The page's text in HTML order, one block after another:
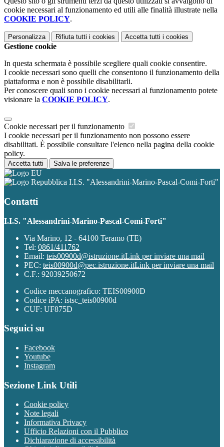
cookie necessari al funzionamento ed utili alle finalità illustrate nella
COOKIE POLICY.
Personalizza Rifiuta tutti i cookies Accetta tutti i cookies
Gestione cookie
In questa schermata è possibile scegliere quali cookie consentire.
I cookie necessari sono quelli che consentono il funzionamento della
piattaforma e non è possibile disabilitarli.
Per conoscere quali sono i cookie necessari al funzionamento potete
visionare la COOKIE POLICY.
Cookie necessari per il funzionamento
I cookie necessari per il funzionamento non possono essere
disabilitati. È possibile consultare l'elenco nella pagina della cookie
policy.
Accetta tutti Salva le preferenze
I.I.S. "Alessandrini-Marino-Pascal-Comi-Forti"
Contatti
I.I.S. "Alessandrini-Marino-Pascal-Comi-Forti"
Via Marino, 12 - 64100 Teramo (TE)
Tel: 0861/411762
Email: teis00900d@istruzione.itLink per inviare una mail
PEC: teis00900d@pec.istruzione.itLink per inviare una mail
C.F.: 92039250672
Codice meccanografico: TEIS00900D
Codice iPA: istsc_teis00900d
CUF: UF875D
Seguici su
Facebook
Youtube
Instagram
Sezione Link Utili
Cookie policy
Note legali
Informativa Privacy
Ufficio Relazioni con il Pubblico
Dichiarazione di accessibilità